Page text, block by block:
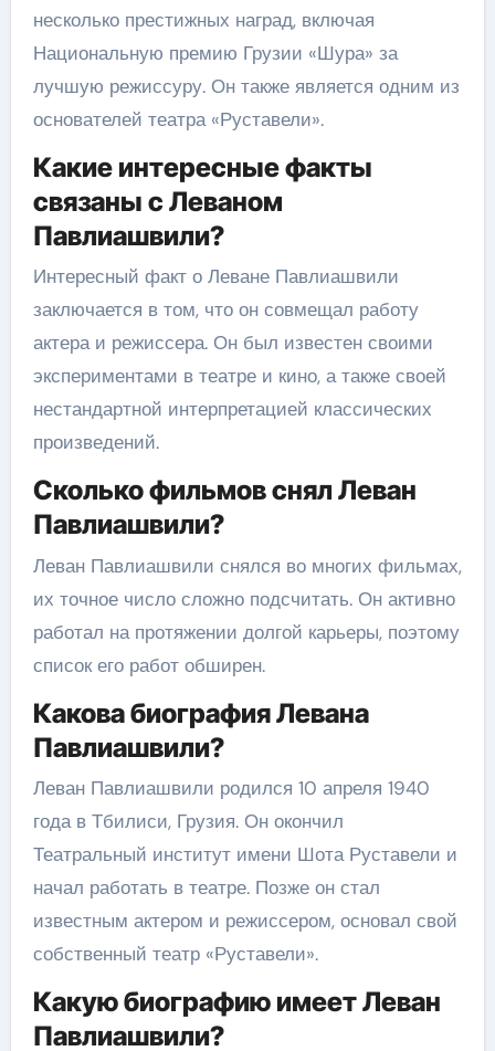
несколько престижных наград, включая
Национальную премию Грузии «Шура» за
лучшую режиссуру. Он также является одним из
основателей театра «Руставели».
Какие интересные факты
связаны с Леваном
Павлиашвили?
Интересный факт о Леване Павлиашвили
заключается в том, что он совмещал работу
актера и режиссера. Он был известен своими
экспериментами в театре и кино, а также своей
нестандартной интерпретацией классических
произведений.
Сколько фильмов снял Леван
Павлиашвили?
Леван Павлиашвили снялся во многих фильмах,
их точное число сложно подсчитать. Он активно
работал на протяжении долгой карьеры, поэтому
список его работ обширен.
Какова биография Левана
Павлиашвили?
Леван Павлиашвили родился 10 апреля 1940
года в Тбилиси, Грузия. Он окончил
Театральный институт имени Шота Руставели и
начал работать в театре. Позже он стал
известным актером и режиссером, основал свой
собственный театр «Руставели».
Какую биографию имеет Леван
Павлиашвили?